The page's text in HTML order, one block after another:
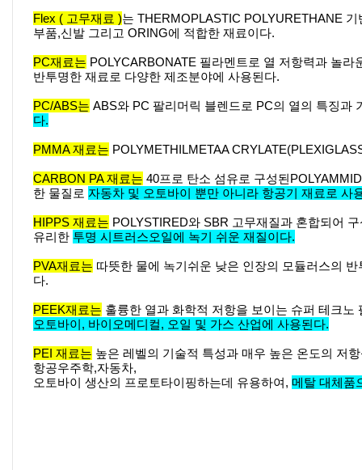
Flex ( 고무재료 )는 THERMOPLASTIC POLYURETHANE
부품,신발 그리고 ORING에 적합한 재료이다.
PC재료는 POLYCARBONATE 필라멘트로 열 저항력과 놀라
반투명한 재료로 다양한 제조분야에 사용된다.
PC/ABS는 ABS와 PC 팔리머릭 블렌드로 PC의 열의 특징과
다.
PMMA 재료는 POLYMETHILMETAA
CARBON PA 재료는 40프로 탄소 섬유로 구성된
한 물질로 자동차 및 오토바이 뿐만 아니라 항공기 재료로 사
HIPPS 재료는 POLYSTIRED와 SBR 고무재질과 혼합되어
유리한 투명 시트러스오일에 녹기 쉬운 재질이다.
PVA재료는 따뜻한 물에 녹기쉬운 낮은 인장의 모듈러스의
다.
PEEK재료는 훌륭한 열과 화학적 저항을 보이는 슈퍼 테크
오토바이, 바이오메디컬, 오일 및 가스 산업에 사용된다.
PEI 재료는 높은 레벨의 기술적 특성과 매우 높은 온도의 저
항공우주학,자동차,
오토바이 생산의 프로토타이핑하는데 유용하여, 메탈 대체품